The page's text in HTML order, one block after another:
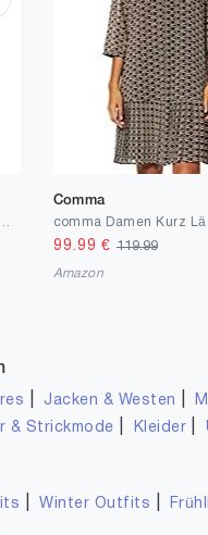
Lange Ärmel
Comma
99.99 € 119.99
Amazon
Jacken & Westen
& Strickmode Kleider
|Winter Outfits